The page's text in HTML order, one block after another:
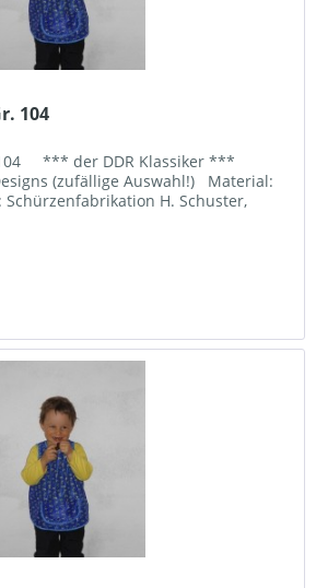
104
*** der DDR Klassiker ***
(zufällige Auswahl!) Material:
H. Schuster,